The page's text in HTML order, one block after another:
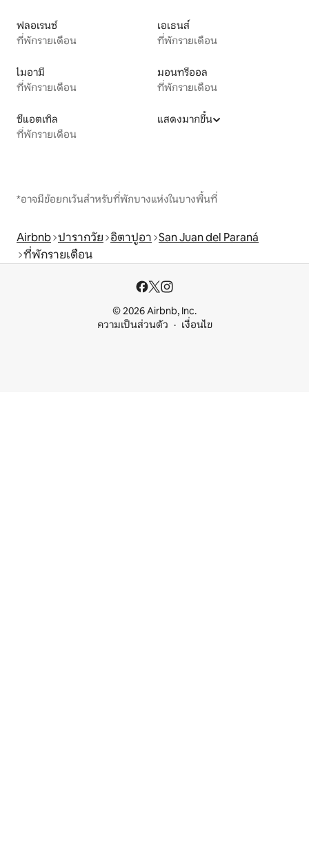
ฟลอเรนซ์
ที่พักรายเดือน
เอเธนส์
ที่พักรายเดือน
ไมอามี
ที่พักรายเดือน
มอนทรีออล
ที่พักรายเดือน
ซีแอตเทิล
ที่พักรายเดือน
แสดงมากขึ้น
*อาจมีข้อยกเว้นสำหรับที่พักบางแห่งในบางพื้นที่
Airbnb ปารากวัย อิตาปูอา San Juan del Paraná
ที่พักรายเดือน
© 2026 Airbnb, Inc.
ความเป็นส่วนตัว
เงื่อนไข